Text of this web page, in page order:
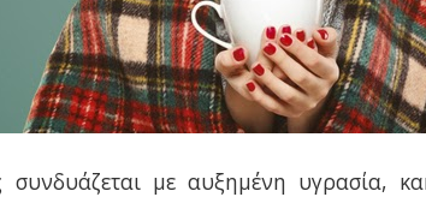
συνδυάζεται με αυξημένη υγρασία,